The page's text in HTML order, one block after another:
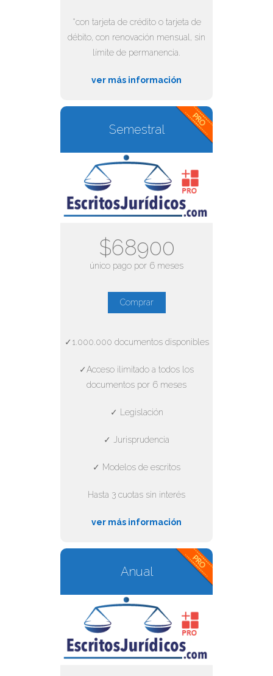
*con tarjeta de crédito o tarjeta de
débito, con renovación mensual, sin
límite de permanencia.
ver más información
Semestral
$68900
único pago por 6 meses
Comprar
✓1.000.000 documentos disponibles
✓Acceso ilimitado a todos los
documentos por 6 meses
✓ Legislación
✓ Jurisprudencia
✓ Modelos de escritos
Hasta 3 cuotas sin interés
ver más información
Anual